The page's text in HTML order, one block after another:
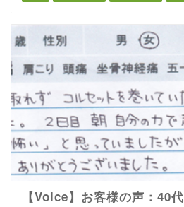
【Voice】お客様の声：40代